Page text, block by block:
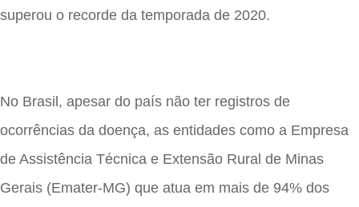
superou o recorde da temporada de 2020.
No Brasil, apesar do país não ter registros de
ocorrências da doença, as entidades como a Empresa
de Assistência Técnica e Extensão Rural de Minas
Gerais (Emater-MG) que atua em mais de 94% dos